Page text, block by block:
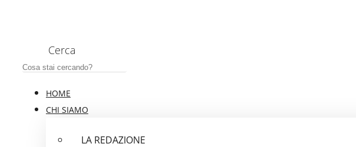
Cerca
HOME
CHI SIAMO
LA REDAZIONE